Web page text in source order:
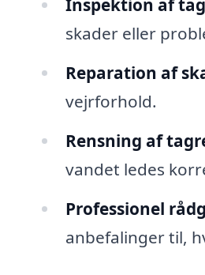
Inspektion af
skader eller
Reparation af
vejrforhold.
Rensning af
vandet ledes
Professionel
anbefalinger til,